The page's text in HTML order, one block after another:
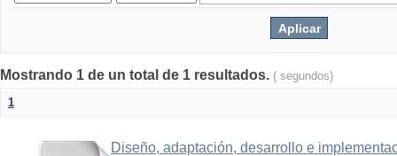
Mostrando 1 de un total de 1 resultados. ( segundos)
1
Diseño, adaptación, desarrollo e